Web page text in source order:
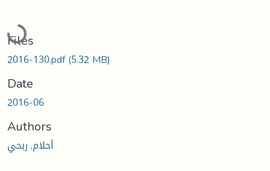
Loading...
Files
2016-130.pdf(5.32 MB)
Date
2016-06
Authors
أحلام, ربحي